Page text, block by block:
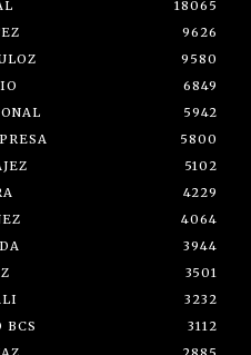
18065
9626
9580
6849
5942
5800
5102
4229
4064
3944
3501
3232
BCS
3112